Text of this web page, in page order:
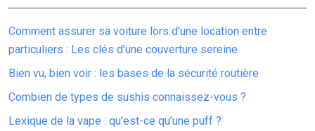
Comment assurer sa voiture lors d’une location entre
particuliers : Les clés d’une couverture sereine
Bien vu, bien voir : les bases de la sécurité routière
Combien de types de sushis connaissez-vous ?
Lexique de la vape : qu’est-ce qu’une puff ?